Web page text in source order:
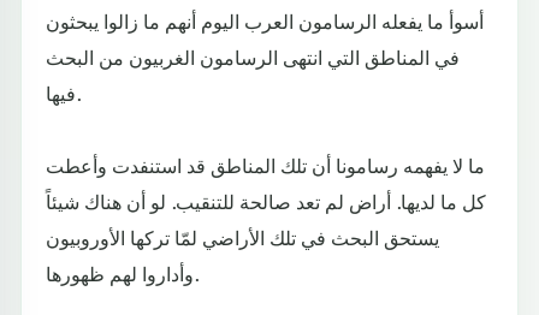
أسوأ ما يفعله الرسامون العرب اليوم أنهم ما زالوا يبحثون
في المناطق التي انتهى الرسامون الغربيون من البحث
فيها.
ما لا يفهمه رسامونا أن تلك المناطق قد استنفدت وأعطت
كل ما لديها. أراض لم تعد صالحة للتنقيب. لو أن هناك شيئاً
يستحق البحث في تلك الأراضي لمّا تركها الأوروبيون
وأداروا لهم ظهورها.